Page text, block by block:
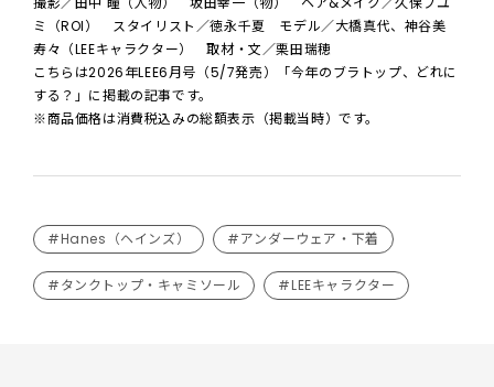
ミ（ROI） スタイリスト／徳永千夏 モデル／大橋真代、神谷美
寿々（LEEキャラクター） 取材・文／栗田瑞穂
こちらは2026年LEE6月号（5/7発売）「今年のブラトップ、どれに
する？」に掲載の記事です。
※商品価格は消費税込みの総額表示（掲載当時）です。
#Hanes（ヘインズ） #アンダーウェア・下着
#タンクトップ・キャミソール #LEEキャラクター